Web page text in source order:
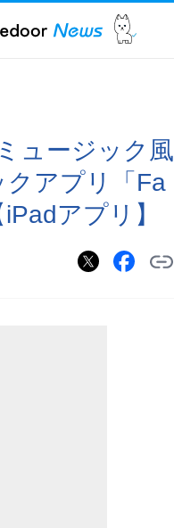
ュージック風
クアプリ「Fa
アプリ】